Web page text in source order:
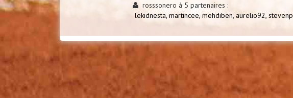
rosssonero à 5 partenaires :
lekidnesta,martincee,mehdiben,aurelio92,